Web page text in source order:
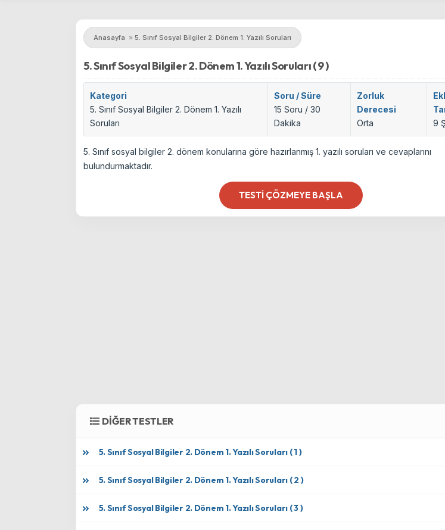
Anasayfa » 5. Sınıf Sosyal Bilgiler 2. Dönem 1. Yazılı Soruları
5. Sınıf Sosyal Bilgiler 2. Dönem 1. Yazılı Soruları ( 9 )
Kategori
5. Sınıf Sosyal Bilgiler 2. Dönem 1. Yazılı
Soruları
Soru / Süre
15 Soru / 30
Dakika
Zorluk
Derecesi
Orta
9
5. Sınıf sosyal bilgiler 2. dönem konularına göre hazırlanmış 1. yazılı soruları ve cevaplarını
bulundurmaktadır.
TESTI ÇÖZMEYE BAŞLA
DİĞER TESTLER
5. Sınıf Sosyal Bilgiler 2. Dönem 1. Yazılı Soruları ( 1 )
5. Sınıf Sosyal Bilgiler 2. Dönem 1. Yazılı Soruları ( 2 )
5. Sınıf Sosyal Bilgiler 2. Dönem 1. Yazılı Soruları ( 3 )